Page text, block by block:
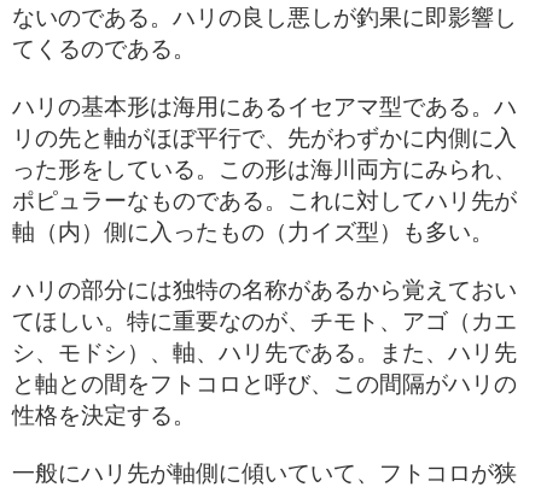
ないのである。ハリの良し悪しが釣果に即影響し
てくるのである。
ハリの基本形は海用にあるイセアマ型である。ハ
リの先と軸がほぼ平行で、先がわずかに内側に入
った形をしている。この形は海川両方にみられ、
ポピュラーなものである。これに対してハリ先が
軸（内）側に入ったもの（力イズ型）も多い。
ハリの部分には独特の名称があるから覚えておい
てほしい。特に重要なのが、チモト、アゴ（カエ
シ、モドシ）、軸、ハリ先である。また、ハリ先
と軸との間をフトコロと呼び、この間隔がハリの
性格を決定する。
一般にハリ先が軸側に傾いていて、フトコロが狭